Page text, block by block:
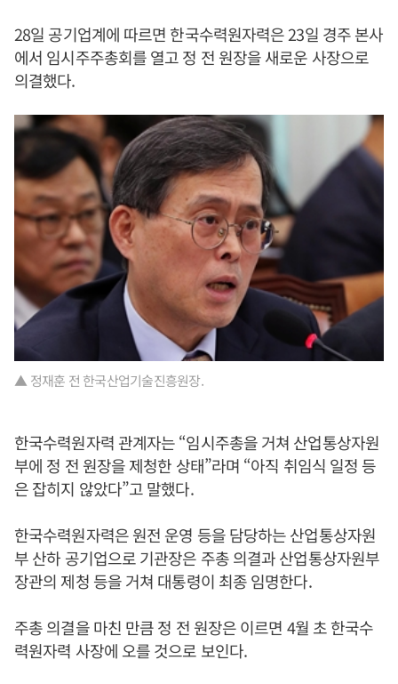
28일 공기업계에 따르면 한국수력원자력은 23일 경주 본사
에서 임시주주총회를 열고 정 전 원장을 새로운 사장으로
의결했다.
▲ 정재훈 전 한국산업기술진흥원장.
한국수력원자력 관계자는 “임시주총을 거쳐 산업통상자원
부에 정 전 원장을 제청한 상태”라며 “아직 취임식 일정 등
은 잡히지 않았다”고 말했다.
한국수력원자력은 원전 운영 등을 담당하는 산업통상자원
부 산하 공기업으로 기관장은 주총 의결과 산업통상자원부
장관의 제청 등을 거쳐 대통령이 최종 임명한다.
주총 의결을 마친 만큼 정 전 원장은 이르면 4월 초 한국수
력원자력 사장에 오를 것으로 보인다.